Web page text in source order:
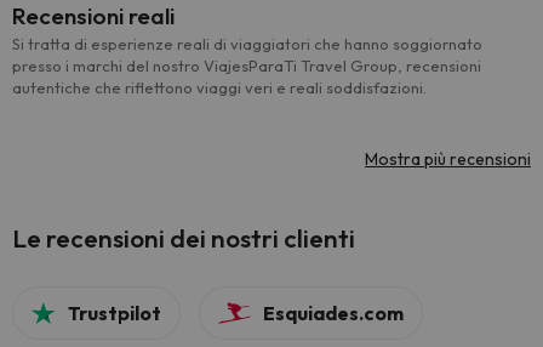
Recensioni reali
Si tratta di esperienze reali di viaggiatori che hanno soggiornato
presso i marchi del nostro ViajesParaTi Travel Group, recensioni
autentiche che riflettono viaggi veri e reali soddisfazioni.
Mostra più recensioni
Le recensioni dei nostri clienti
Trustpilot Esquiades.com